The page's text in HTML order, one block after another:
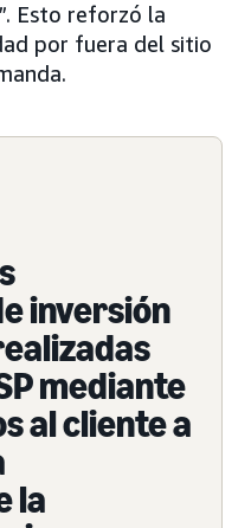
Esto reforzó la
por fuera del sitio
inversión
mediante
al cliente a
la